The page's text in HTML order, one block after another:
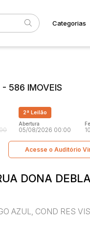
Categorias
Comercial
Imovel rural
Sala
Terreno
586 IMOVEIS
2ª Leilão
Abertura
05/08/2026 00:00
Acesse o Auditório
DONA
AZUL, COND RES